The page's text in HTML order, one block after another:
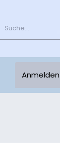
Anmelden